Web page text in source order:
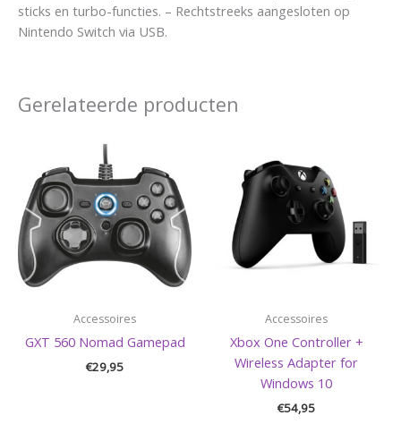
sticks en turbo-functies. – Rechtstreeks aangesloten op
Nintendo Switch via USB.
Gerelateerde producten
Accessoires
GXT 560 Nomad Gamepad
€29,95
Accessoires
Xbox One Controller +
Wireless Adapter for
Windows 10
€54,95